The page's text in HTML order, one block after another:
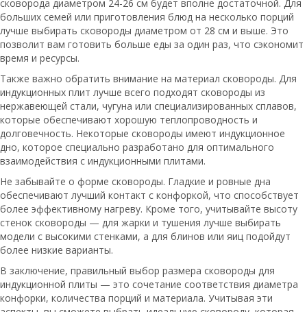
сковорода диаметром 24-26 см будет вполне достаточной. Для
больших семей или приготовления блюд на несколько порций
лучше выбирать сковороды диаметром от 28 см и выше. Это
позволит вам готовить больше еды за один раз, что сэкономит
время и ресурсы.
Также важно обратить внимание на материал сковороды. Для
индукционных плит лучше всего подходят сковороды из
нержавеющей стали, чугуна или специализированных сплавов,
которые обеспечивают хорошую теплопроводность и
долговечность. Некоторые сковороды имеют индукционное
дно, которое специально разработано для оптимального
взаимодействия с индукционными плитами.
Не забывайте о форме сковороды. Гладкие и ровные дна
обеспечивают лучший контакт с конфоркой, что способствует
более эффективному нагреву. Кроме того, учитывайте высоту
стенок сковороды — для жарки и тушения лучше выбирать
модели с высокими стенками, а для блинов или яиц подойдут
более низкие варианты.
В заключение, правильный выбор размера сковороды для
индукционной плиты — это сочетание соответствия диаметра
конфорки, количества порций и материала. Учитывая эти